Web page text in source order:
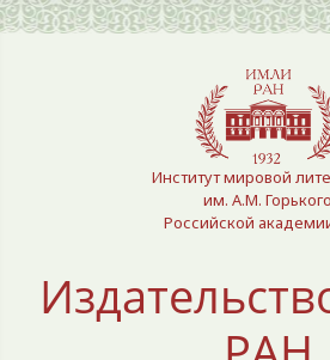
Выберите язык
Институт мировой
им. А.М. Горького
Российской